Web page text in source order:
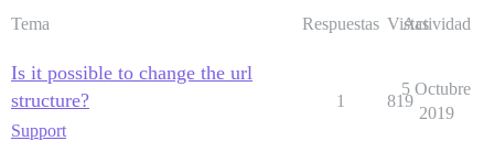
Tema Respuestas Vistas
Actividad
Is it possible to change the url
structure?
Support
1 819
5 Octubre
2019